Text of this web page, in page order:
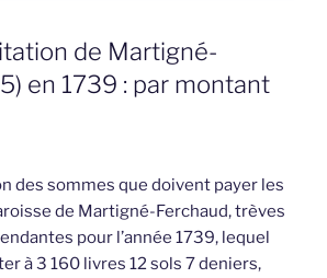
de Martigné-
en 1739 : par montant
des sommes que doivent payer les
de Martigné-Ferchaud, trèves
pour l’année 1739, lequel
à 3 160 livres 12 sols 7 deniers,